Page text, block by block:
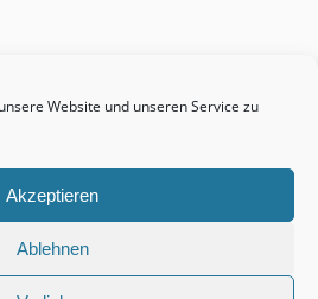
Website und unseren Service zu
Akzeptieren
Ablehnen